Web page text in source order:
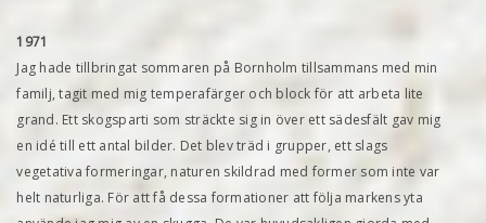
1971
Jag hade tillbringat sommaren på Bornholm tillsammans med min
familj, tagit med mig temperafärger och block för att arbeta lite
grand. Ett skogsparti som sträckte sig in över ett sädesfält gav mig
en idé till ett antal bilder. Det blev träd i grupper, ett slags
vegetativa formeringar, naturen skildrad med former som inte var
helt naturliga. För att få dessa formationer att följa markens yta